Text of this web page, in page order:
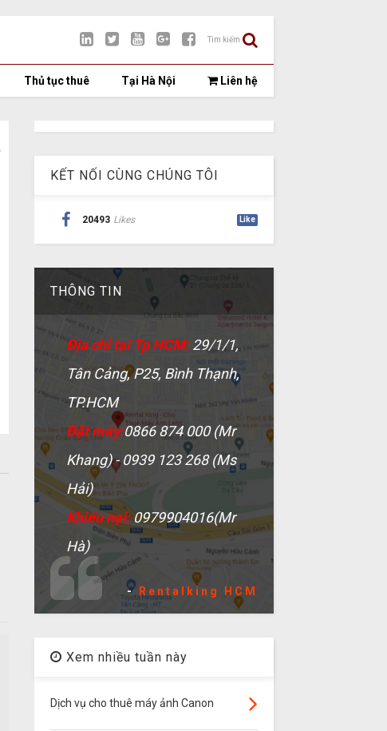
Tìm kiếm
Thủ tục thuê Tại Hà Nội Liên hệ
KẾT NỐI CÙNG CHÚNG TÔI
20493 Likes Like
THÔNG TIN
Địa chỉ tại Tp HCM:29/1/1,
Tân Cảng, P25, Bình Thạnh,
TP.HCM
Đặt máy:0866 874 000 (Mr
Khang) - 0939 123 268 (Ms
Hải)
Khiếu nại:0979904016(Mr
Hà)
- Rentalking HCM
Xem nhiều tuần này
Dịch vụ cho thuê máy ảnh Canon